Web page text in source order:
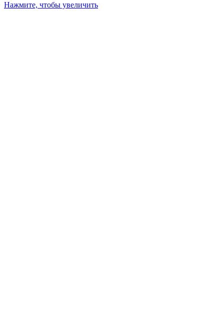
Нажмите, чтобы увеличить